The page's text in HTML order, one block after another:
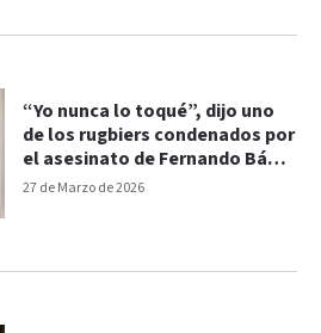
27 de Marzo de 2026
“Yo nunca lo toqué”, dijo uno
de los rugbiers condenados por
el asesinato de Fernando Báez
Sosa